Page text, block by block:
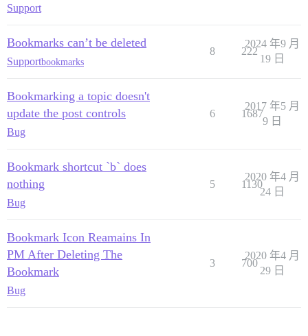
Support
Bookmarks can’t be deleted
Supportbookmarks
8 222
2024 年9 月
19 日
Bookmarking a topic doesn't
update the post controls
Bug
6 1687
2017 年5 月
9 日
Bookmark shortcut `b` does
nothing
Bug
5 1130
2020 年4 月
24 日
Bookmark Icon Reamains In
PM After Deleting The
Bookmark
Bug
3 700
2020 年4 月
29 日